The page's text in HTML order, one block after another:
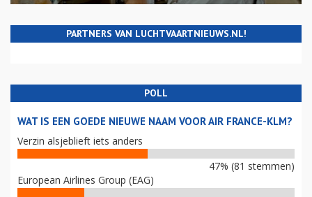
PARTNERS VAN LUCHTVAARTNIEUWS.NL!
POLL
WAT IS EEN GOEDE NIEUWE NAAM VOOR AIR FRANCE-KLM?
Verzin alsjeblieft iets anders
47% (81 stemmen)
European Airlines Group (EAG)